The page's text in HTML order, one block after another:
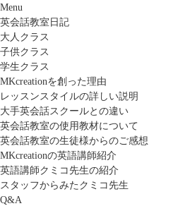
Menu
英会話教室日記
大人クラス
子供クラス
学生クラス
MKcreationを創った理由
レッスンスタイルの詳しい説明
大手英会話スクールとの違い
英会話教室の使用教材について
英会話教室の生徒様からのご感想
MKcreationの英語講師紹介
英語講師クミコ先生の紹介
スタッフからみたクミコ先生
Q&A